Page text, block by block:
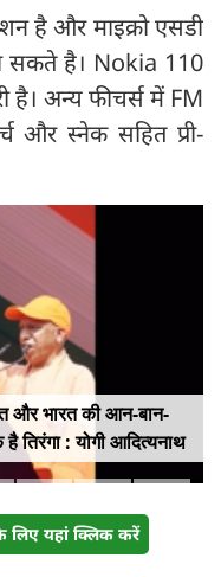
है और माइक्रो एसडी
सकते है। Nokia 110
है। अन्य फीचर्स में FM
और स्नेक सहित प्री-
और भारत की आन-बान-
तिरंगा : योगी आदित्यनाथ
लिए यहां क्लिक करें